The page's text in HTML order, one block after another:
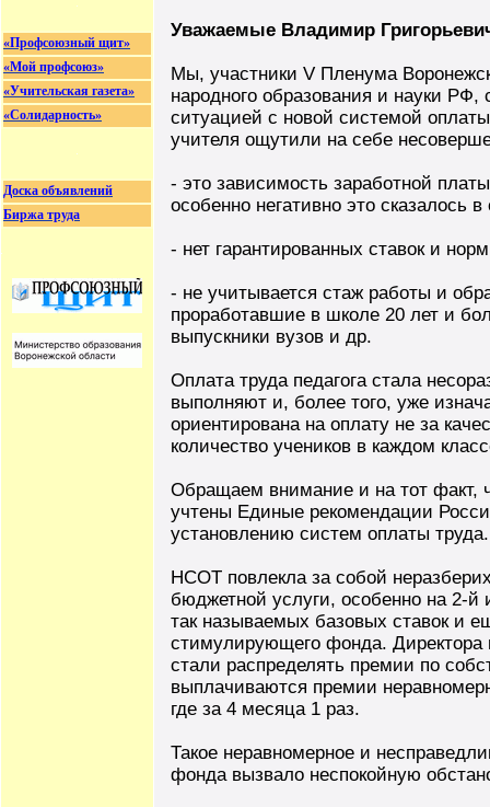
«Профсоюзный щит»
«Мой профсоюз»
«Учительская газета»
«Солидарность»
Доска объявлений
Биржа труда
Уважаемые Владимир
Мы, участники V Пленума
народного образования и науки
ситуацией с новой системой
учителя ощутили на себе
- это зависимость заработной
особенно негативно это сказалось
- нет гарантированных ставок и
- не учитывается стаж работы и
проработавшие в школе 20 лет и
выпускники вузов и др.
Оплата труда педагога стала
выполняют и, более того, уже
ориентирована на оплату не за
количество учеников в каждом
Обращаем внимание и на тот факт,
учтены Единые рекомендации
установлению систем оплаты труда.
НСОТ повлекла за собой
бюджетной услуги, особенно на 2-й
так называемых базовых ставок и
стимулирующего фонда. Директора
стали распределять премии по
выплачиваются премии
где за 4 месяца 1 раз.
Такое неравномерное и
фонда вызвало неспокойную